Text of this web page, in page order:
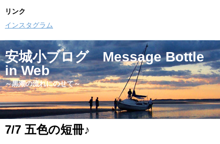
リンク
インスタグラム
安城小ブログ Message Bottle
in Web
～黒潮の流れにのせて～
7/7 五色の短冊♪